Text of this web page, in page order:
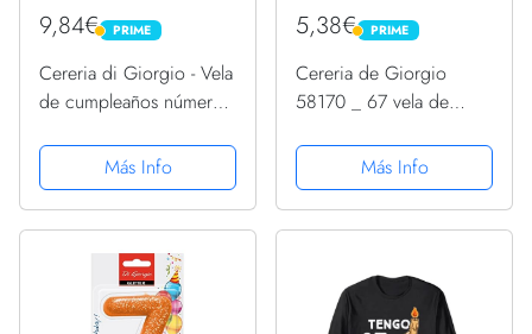
9,84€ PRIME
PRIME
Cereria di Giorgio - Vela
de cumpleaños número
Más Info
5,38€ PRIME
PRIME
Cereria de Giorgio
58170 _ 67 vela de
purpurina Número 7
Más Info